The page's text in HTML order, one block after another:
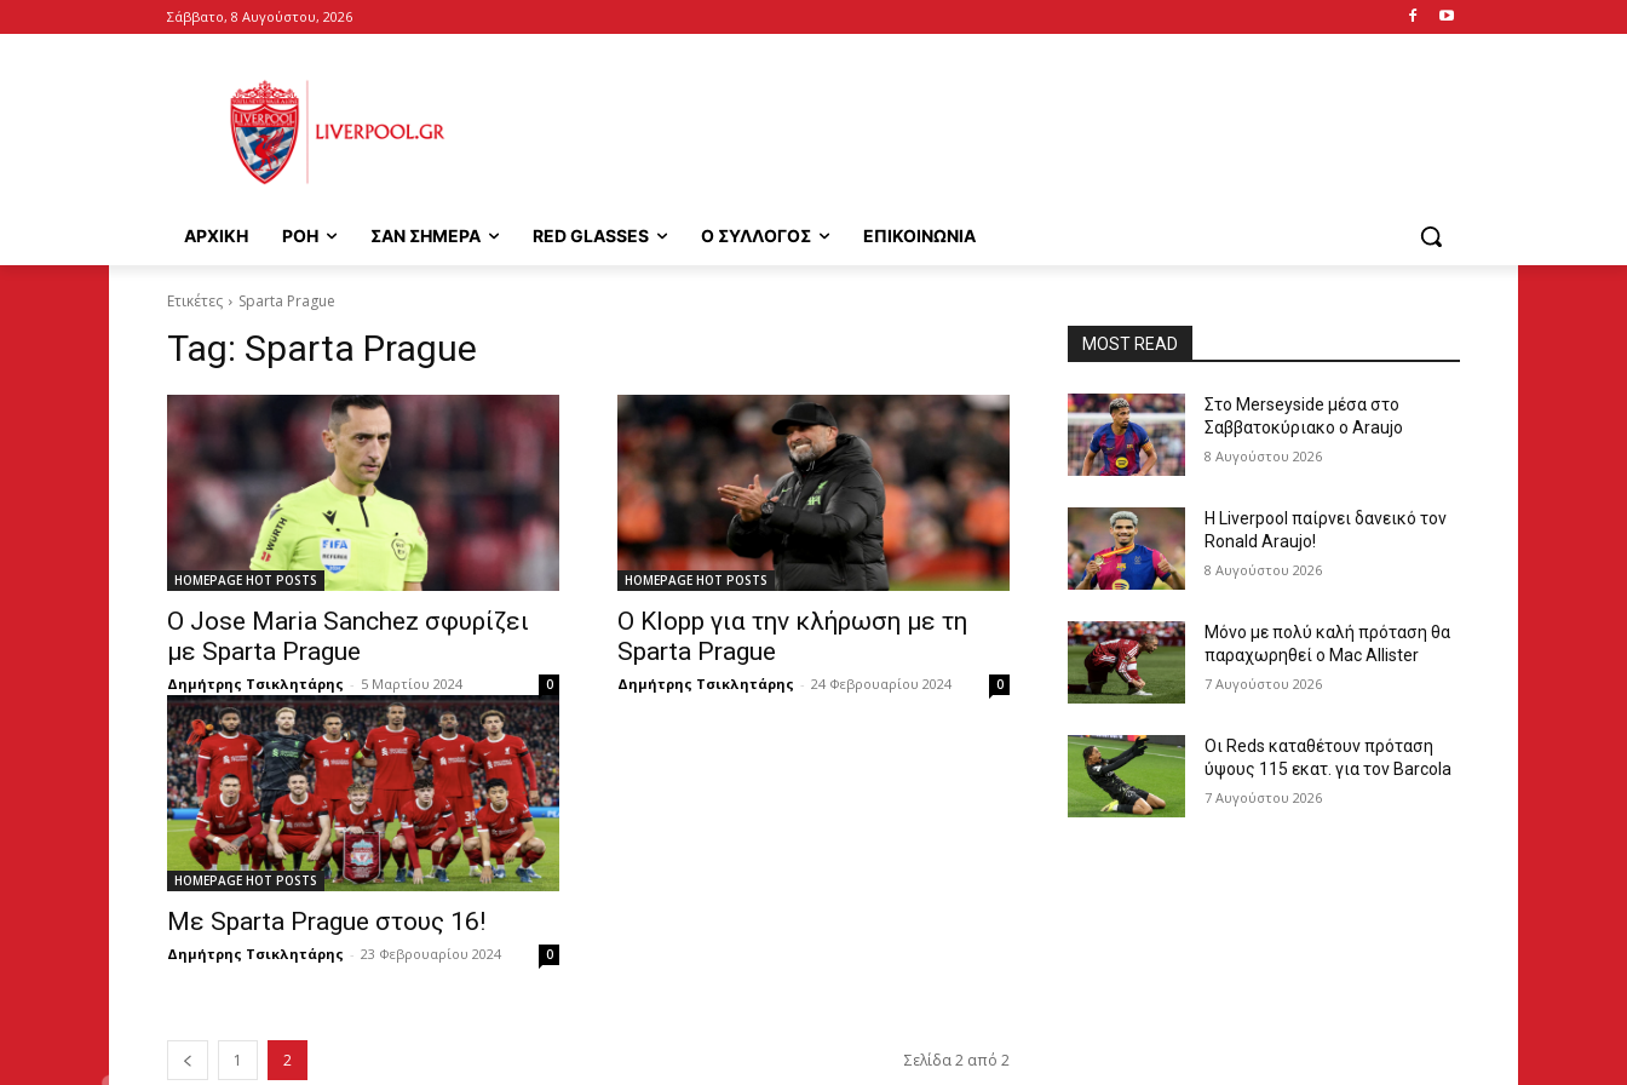
Σάββατο, 8 Αυγούστου, 2026
ΑΡΧΙΚΉ ΡΟΗ ΣΑΝ ΣΗΜΕΡΑ RED GLASSES Ο ΣΥΛΛΟΓΟΣ ΕΠΙΚΟΙΝΩΝΙΑ
Ετικέτες Sparta Prague
Tag: Sparta Prague
HOMEPAGE HOT POSTS
Ο Jose Maria Sanchez σφυρίζει
με Sparta Prague
Δημήτρης Τσικλητάρης - 5 Μαρτίου 2024 0
HOMEPAGE HOT POSTS
Ο Klopp για την κλήρωση με τη
Sparta Prague
Δημήτρης Τσικλητάρης - 24 Φεβρουαρίου 2024 0
HOMEPAGE HOT POSTS
Με Sparta Prague στους 16!
Δημήτρης Τσικλητάρης - 23 Φεβρουαρίου 2024 0
1 2 Σελίδα 2 από 2
MOST READ
Στο Merseyside μέσα στο
Σαββατοκύριακο ο Araujo
8 Αυγούστου 2026
Η Liverpool παίρνει δανεικό τον
Ronald Araujo!
8 Αυγούστου 2026
Μόνο με πολύ καλή πρόταση θα
παραχωρηθεί ο Mac Allister
7 Αυγούστου 2026
Οι Reds καταθέτουν πρόταση
ύψους 115 εκατ. για τον Barcola
7 Αυγούστου 2026